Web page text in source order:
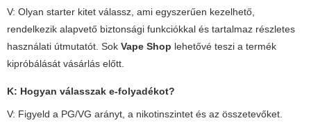
V: Olyan starter kitet válassz, ami egyszerűen kezelhető,
rendelkezik alapvető biztonsági funkciókkal és tartalmaz részletes
használati útmutatót. Sok Vape Shop lehetővé teszi a termék
kipróbálását vásárlás előtt.
K: Hogyan válasszak e-folyadékot?
V: Figyeld a PG/VG arányt, a nikotinszintet és az összetevőket.